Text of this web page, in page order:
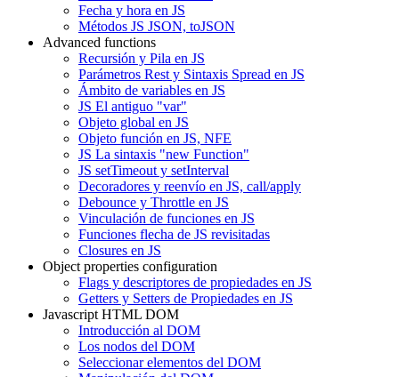
Fecha y hora en JS
Métodos JS JSON, toJSON
Advanced functions
Recursión y Pila en JS
Parámetros Rest y Sintaxis Spread en JS
Ámbito de variables en JS
JS El antiguo "var"
Objeto global en JS
Objeto función en JS, NFE
JS La sintaxis "new Function"
JS setTimeout y setInterval
Decoradores y reenvío en JS, call/apply
Debounce y Throttle en JS
Vinculación de funciones en JS
Funciones flecha de JS revisitadas
Closures en JS
Object properties configuration
Flags y descriptores de propiedades en JS
Getters y Setters de Propiedades en JS
Javascript HTML DOM
Introducción al DOM
Los nodos del DOM
Seleccionar elementos del DOM